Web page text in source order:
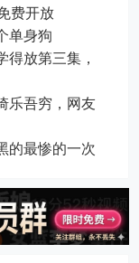
费开放
单身狗
得放第三集，
乐吾穷，网友
的最惨的一次